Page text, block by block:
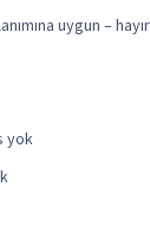
uygun – hayır
yok